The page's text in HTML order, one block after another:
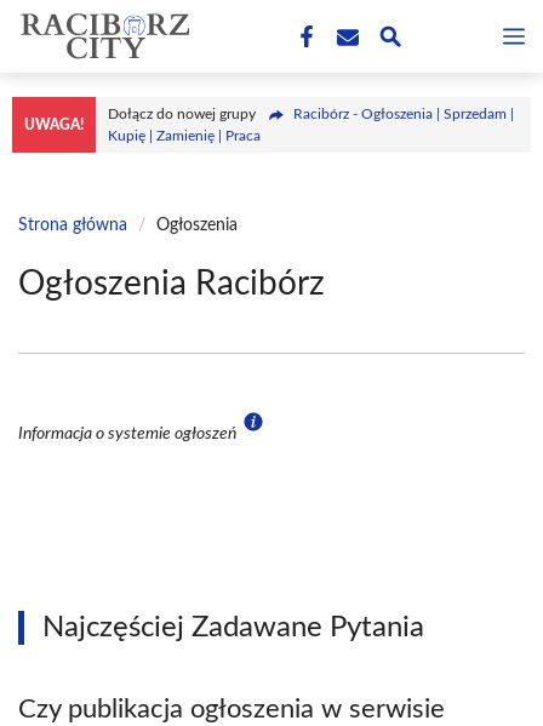
Przejdź
treści
UWAGA!
Dołącz do nowej grupy
Racibórz - Ogłoszenia | Sprzedam |
Kupię | Zamienię | Praca
Strona główna / Ogłoszenia
Ogłoszenia Racibórz
Informacja o systemie ogłoszeń
Najczęściej Zadawane Pytania
Czy publikacja ogłoszenia w serwisie